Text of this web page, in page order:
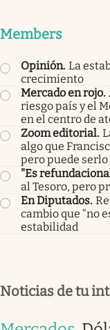
Members
Opinión. La
crecimiento
Mercado en rojo.
riesgo país y el
en el centro de
Zoom editorial.
algo que
pero puede serlo
"Es
al Tesoro, pero
En Diputados.
cambio que “no
estabilidad
Noticias de tu